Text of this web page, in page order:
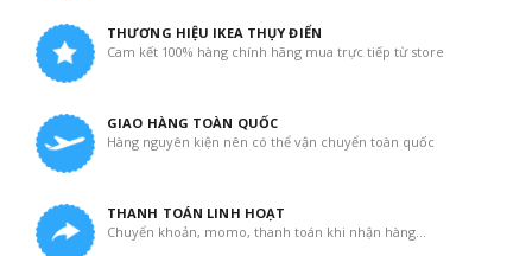
THƯƠNG HIỆU IKEA THỤY ĐIỂN
Cam kết 100% hàng chính hãng mua trực tiếp từ store
GIAO HÀNG TOÀN QUỐC
Hàng nguyên kiện nên có thể vận chuyển toàn quốc
THANH TOÁN LINH HOẠT
Chuyển khoản, momo, thanh toán khi nhận hàng...